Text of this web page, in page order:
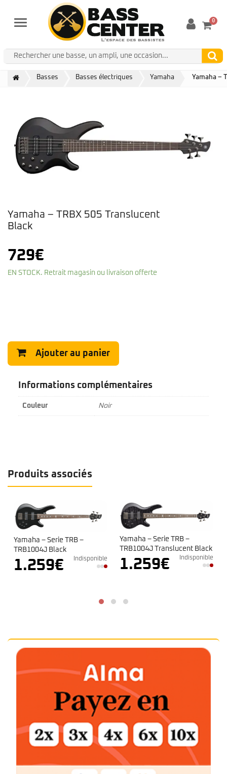
Menu 0
Basses Basses électriques Yamaha Yamaha –
Yamaha – TRBX 505 Translucent
Black
729€
EN STOCK. Retrait magasin ou livraison offerte
Ajouter au panier
Informations complémentaires
Couleur Noir
Produits associés
Yamaha – Serie TRB –
TRB1004J Black
1.259€ Indisponible
Yamaha – Serie TRB –
TRB1004J Translucent Black
1.259€ Indisponible